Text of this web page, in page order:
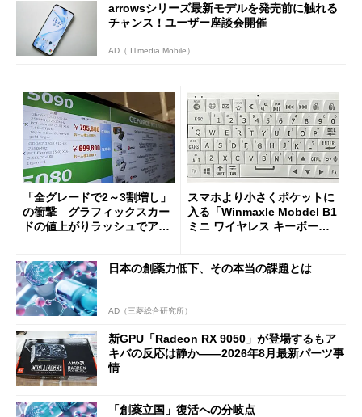
arrowsシリーズ最新モデルを発売前に触れる
チャンス！ユーザー座談会開催
AD（ ITmedia Mobile）
「全グレードで2～3割増し」
の衝撃 グラフィックスカー
ドの値上がりラッシュでアキ
スマホより小さくポケットに
入る「Winmaxle Mobdel B1
ミニ ワイヤレス キーボー
日本の創薬力低下、その本当の課題とは
AD（三菱総合研究所）
新GPU「Radeon RX 9050」が登場するもア
キバの反応は静か――2026年8月最新パーツ事
情
「創薬立国」復活への分岐点